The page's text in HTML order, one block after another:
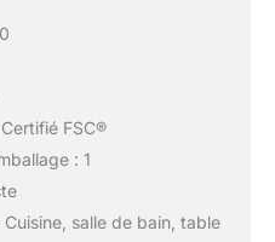
FSC®
: 1
salle de bain, table